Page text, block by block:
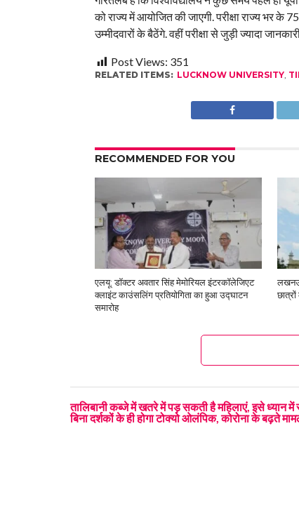
को राज्य में आयोजित की जाएगी. परीक्षा राज्य भर के
उम्मीदवारों के बैठेंगे. वहीं परीक्षा से जुड़ी ज्यादा
Post Views: 351
RELATED ITEMS: LUCKNOW UNIVERSITY,
RECOMMENDED FOR YOU
एलयू: डॉक्टर अवतार सिंह मेमोरियल इंटरकॉलेजिएट
क्लाइंट काउंसलिंग प्रतियोगिता का हुआ उद्घाटन
समारोह
लखनऊ
तालिबानी कब्जे में खतरे में पड़ सकती है महिलाएं, इसे ध्यान
बिना दर्शकों के ही होगा टोक्यो ओलंपिक, कोरोना के बढ़ते